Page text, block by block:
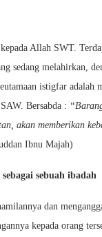
Allah SWT.
sedang melahirkan,
istigfar adalah
Bersabda :
akan memberikan
Ibnu Majah)
sebuah ibadah
dan
kepada orang